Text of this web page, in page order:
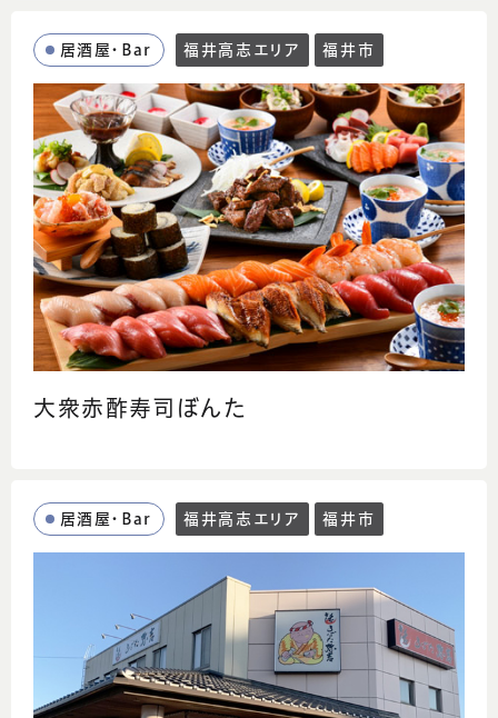
居酒屋・Bar 福井高志エリア 福井市
大衆赤酢寿司ぼんた
居酒屋・Bar 福井高志エリア 福井市